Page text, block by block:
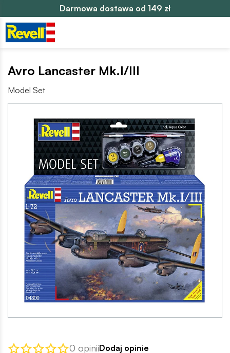
Darmowa dostawa od 149 zł
Avro Lancaster Mk.I/III
Model Set
0 opiniiDodaj opinie